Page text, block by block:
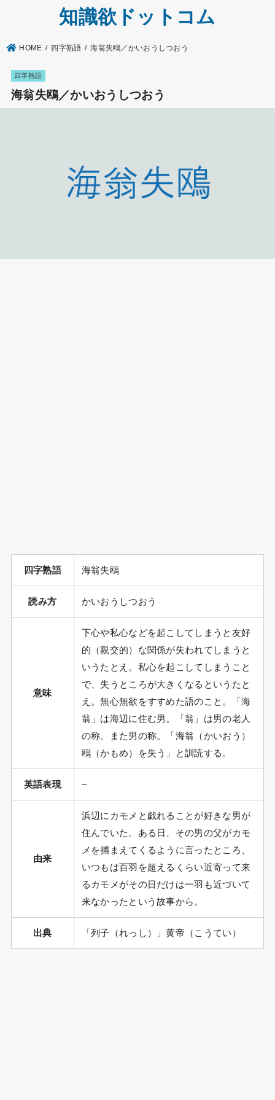
知識欲ドットコム
HOME 四字熟語 海翁失鴎／かいおうしつおう
四字熟語
海翁失鴎／かいおうしつおう
四字熟語 海翁失鴎
読み方 かいおうしつおう
意味
下心や私心などを起こしてしまうと友好
的（親交的）な関係が失われてしまうと
いうたとえ。私心を起こしてしまうこと
で、失うところが大きくなるというたと
え。無心無欲をすすめた語のこと。「海
翁」は海辺に住む男。「翁」は男の老人
の称。また男の称。「海翁（かいおう）
鴎（かもめ）を失う」と訓読する。
英語表現 –
由来
浜辺にカモメと戯れることが好きな男が
住んでいた。ある日、その男の父がカモ
メを捕まえてくるように言ったところ、
いつもは百羽を超えるくらい近寄って来
るカモメがその日だけは一羽も近づいて
来なかったという故事から。
出典 「列子（れっし）」黄帝（こうてい）